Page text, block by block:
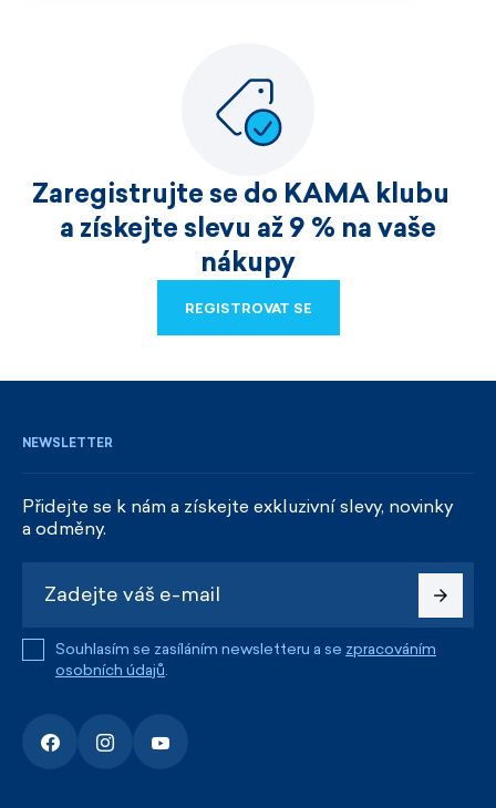
Zaregistrujte se do KAMA klubu
a získejte slevu až 9 % na vaše
nákupy
REGISTROVAT SE
NEWSLETTER
Přidejte se k nám a získejte exkluzivní slevy, novinky
a odměny.
Souhlasím se zasíláním newsletteru a se zpracováním
osobních údajů.